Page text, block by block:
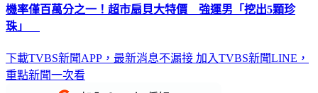
機率僅百萬分之一！超市扇貝大特價 強運男「挖出5顆珍
珠」
下載TVBS新聞APP，最新消息不漏接 加入TVBS新聞LINE，
重點新聞一次看